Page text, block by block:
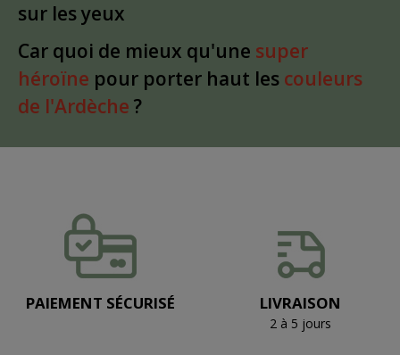
sur les yeux
Car quoi de mieux qu'une super
héroïne pour porter haut les couleurs
de l'Ardèche ?
PAIEMENT SÉCURISÉ LIVRAISON
2 à 5 jours